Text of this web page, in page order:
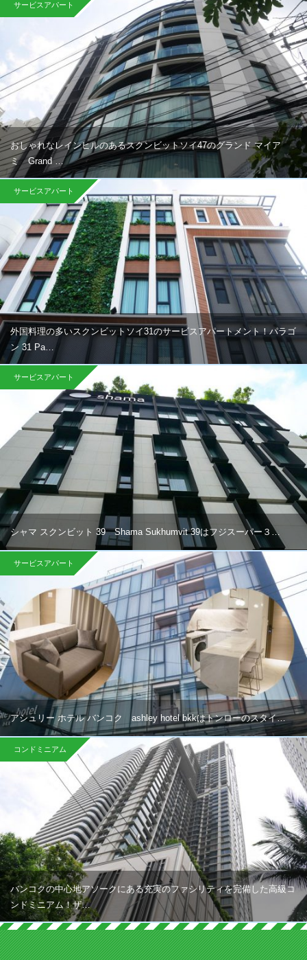
サービスアパート
おしゃれなレインヒルのあるスクンビットソイ47のグランド マイア
ミ Grand …
サービスアパート
外国料理の多いスクンビットソイ31のサービスアパートメント！パラゴ
ン 31 Pa…
サービスアパート
シャマ スクンビット 39 Shama Sukhumvit 39はフジスーパー３…
サービスアパート
アシュリー ホテル バンコク ashley hotel bkkはトンローのスタイ…
コンドミニアム
バンコクの中心地アソークにある充実のファシリティを完備した高級コ
ンドミニアム！ザ…